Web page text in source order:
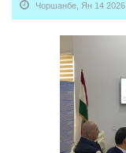
Чоршанбе, Ян 14 2026